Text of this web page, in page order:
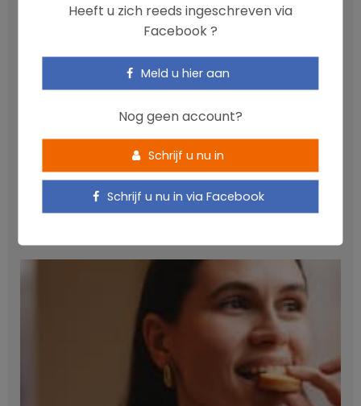
Anthocyanen: gunstig voor de cardiometabole
gezondheid
Heeft u zich reeds ingeschreven via
Facebook ?
Meld u hier aan
Nog geen account?
Schrijf u nu in
Schrijf u nu in via Facebook